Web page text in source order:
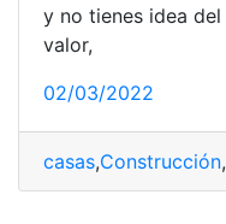
y no tienes idea del
valor,
02/03/2022
casas,Construcción,